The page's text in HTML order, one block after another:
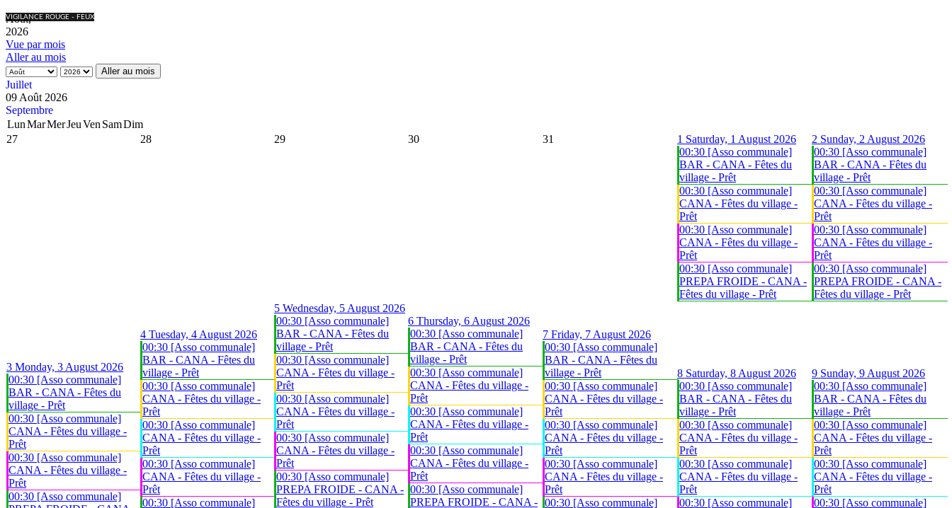
VIGILANCE ROUGE - FEUX
Août,
2026
Vue par mois
Aller au mois
Aller au mois
Juillet
09 Août 2026
Septembre
LunMarMerJeuVen SamDim
27
28 29 30 31 1 Saturday, 1 August 2026
00:30 [Asso communale]
BAR - CANA - Fêtes du
village - Prêt
00:30 [Asso communale]
CANA - Fêtes du village -
Prêt
00:30 [Asso communale]
CANA - Fêtes du village -
Prêt
00:30 [Asso communale]
PREPA FROIDE - CANA -
Fêtes du village - Prêt
2 Sunday, 2 August 2026
00:30 [Asso communale]
BAR - CANA - Fêtes du
village - Prêt
00:30 [Asso communale]
CANA - Fêtes du village -
Prêt
00:30 [Asso communale]
CANA - Fêtes du village -
Prêt
00:30 [Asso communale]
PREPA FROIDE - CANA -
Fêtes du village - Prêt
3 Monday, 3 August 2026
00:30 [Asso communale]
BAR - CANA - Fêtes du
village - Prêt
00:30 [Asso communale]
CANA - Fêtes du village -
Prêt
00:30 [Asso communale]
CANA - Fêtes du village -
Prêt
00:30 [Asso communale]
4 Tuesday, 4 August 2026
00:30 [Asso communale]
BAR - CANA - Fêtes du
village - Prêt
00:30 [Asso communale]
CANA - Fêtes du village -
Prêt
00:30 [Asso communale]
CANA - Fêtes du village -
Prêt
00:30 [Asso communale]
CANA - Fêtes du village -
Prêt
00:30 [Asso communale]
5 Wednesday, 5 August 2026
00:30 [Asso communale]
BAR - CANA - Fêtes du
village - Prêt
00:30 [Asso communale]
CANA - Fêtes du village -
Prêt
00:30 [Asso communale]
CANA - Fêtes du village -
Prêt
00:30 [Asso communale]
CANA - Fêtes du village -
Prêt
00:30 [Asso communale]
PREPA FROIDE - CANA -
Fêtes du village - Prêt
6 Thursday, 6 August 2026
00:30 [Asso communale]
BAR - CANA - Fêtes du
village - Prêt
00:30 [Asso communale]
CANA - Fêtes du village -
Prêt
00:30 [Asso communale]
CANA - Fêtes du village -
Prêt
00:30 [Asso communale]
CANA - Fêtes du village -
Prêt
00:30 [Asso communale]
PREPA FROIDE - CANA -
7 Friday, 7 August 2026
00:30 [Asso communale]
BAR - CANA - Fêtes du
village - Prêt
00:30 [Asso communale]
CANA - Fêtes du village -
Prêt
00:30 [Asso communale]
CANA - Fêtes du village -
Prêt
00:30 [Asso communale]
CANA - Fêtes du village -
Prêt
00:30 [Asso communale]
8 Saturday, 8 August 2026
00:30 [Asso communale]
BAR - CANA - Fêtes du
village - Prêt
00:30 [Asso communale]
CANA - Fêtes du village -
Prêt
00:30 [Asso communale]
CANA - Fêtes du village -
Prêt
00:30 [Asso communale]
9 Sunday, 9 August 2026
00:30 [Asso communale]
BAR - CANA - Fêtes du
village - Prêt
00:30 [Asso communale]
CANA - Fêtes du village -
Prêt
00:30 [Asso communale]
CANA - Fêtes du village -
Prêt
00:30 [Asso communale]